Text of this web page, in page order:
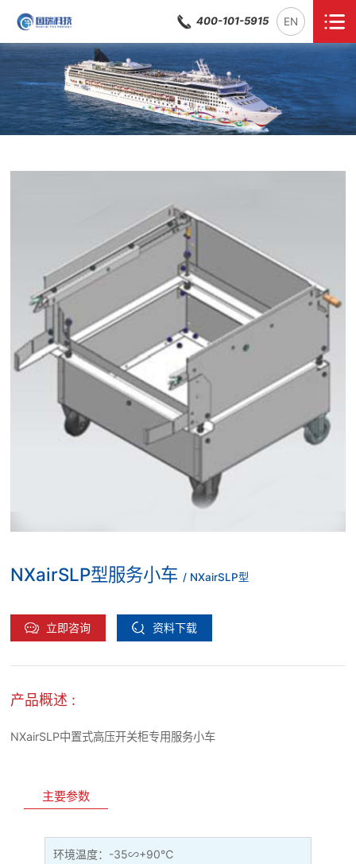
400-101-5915 EN
NXairSLP型服务小车 / NXairSLP型
立即咨询 资料下载
产品概述 :
NXairSLP中置式高压开关柜专用服务小车
主要参数
环境温度：-35∽+90℃